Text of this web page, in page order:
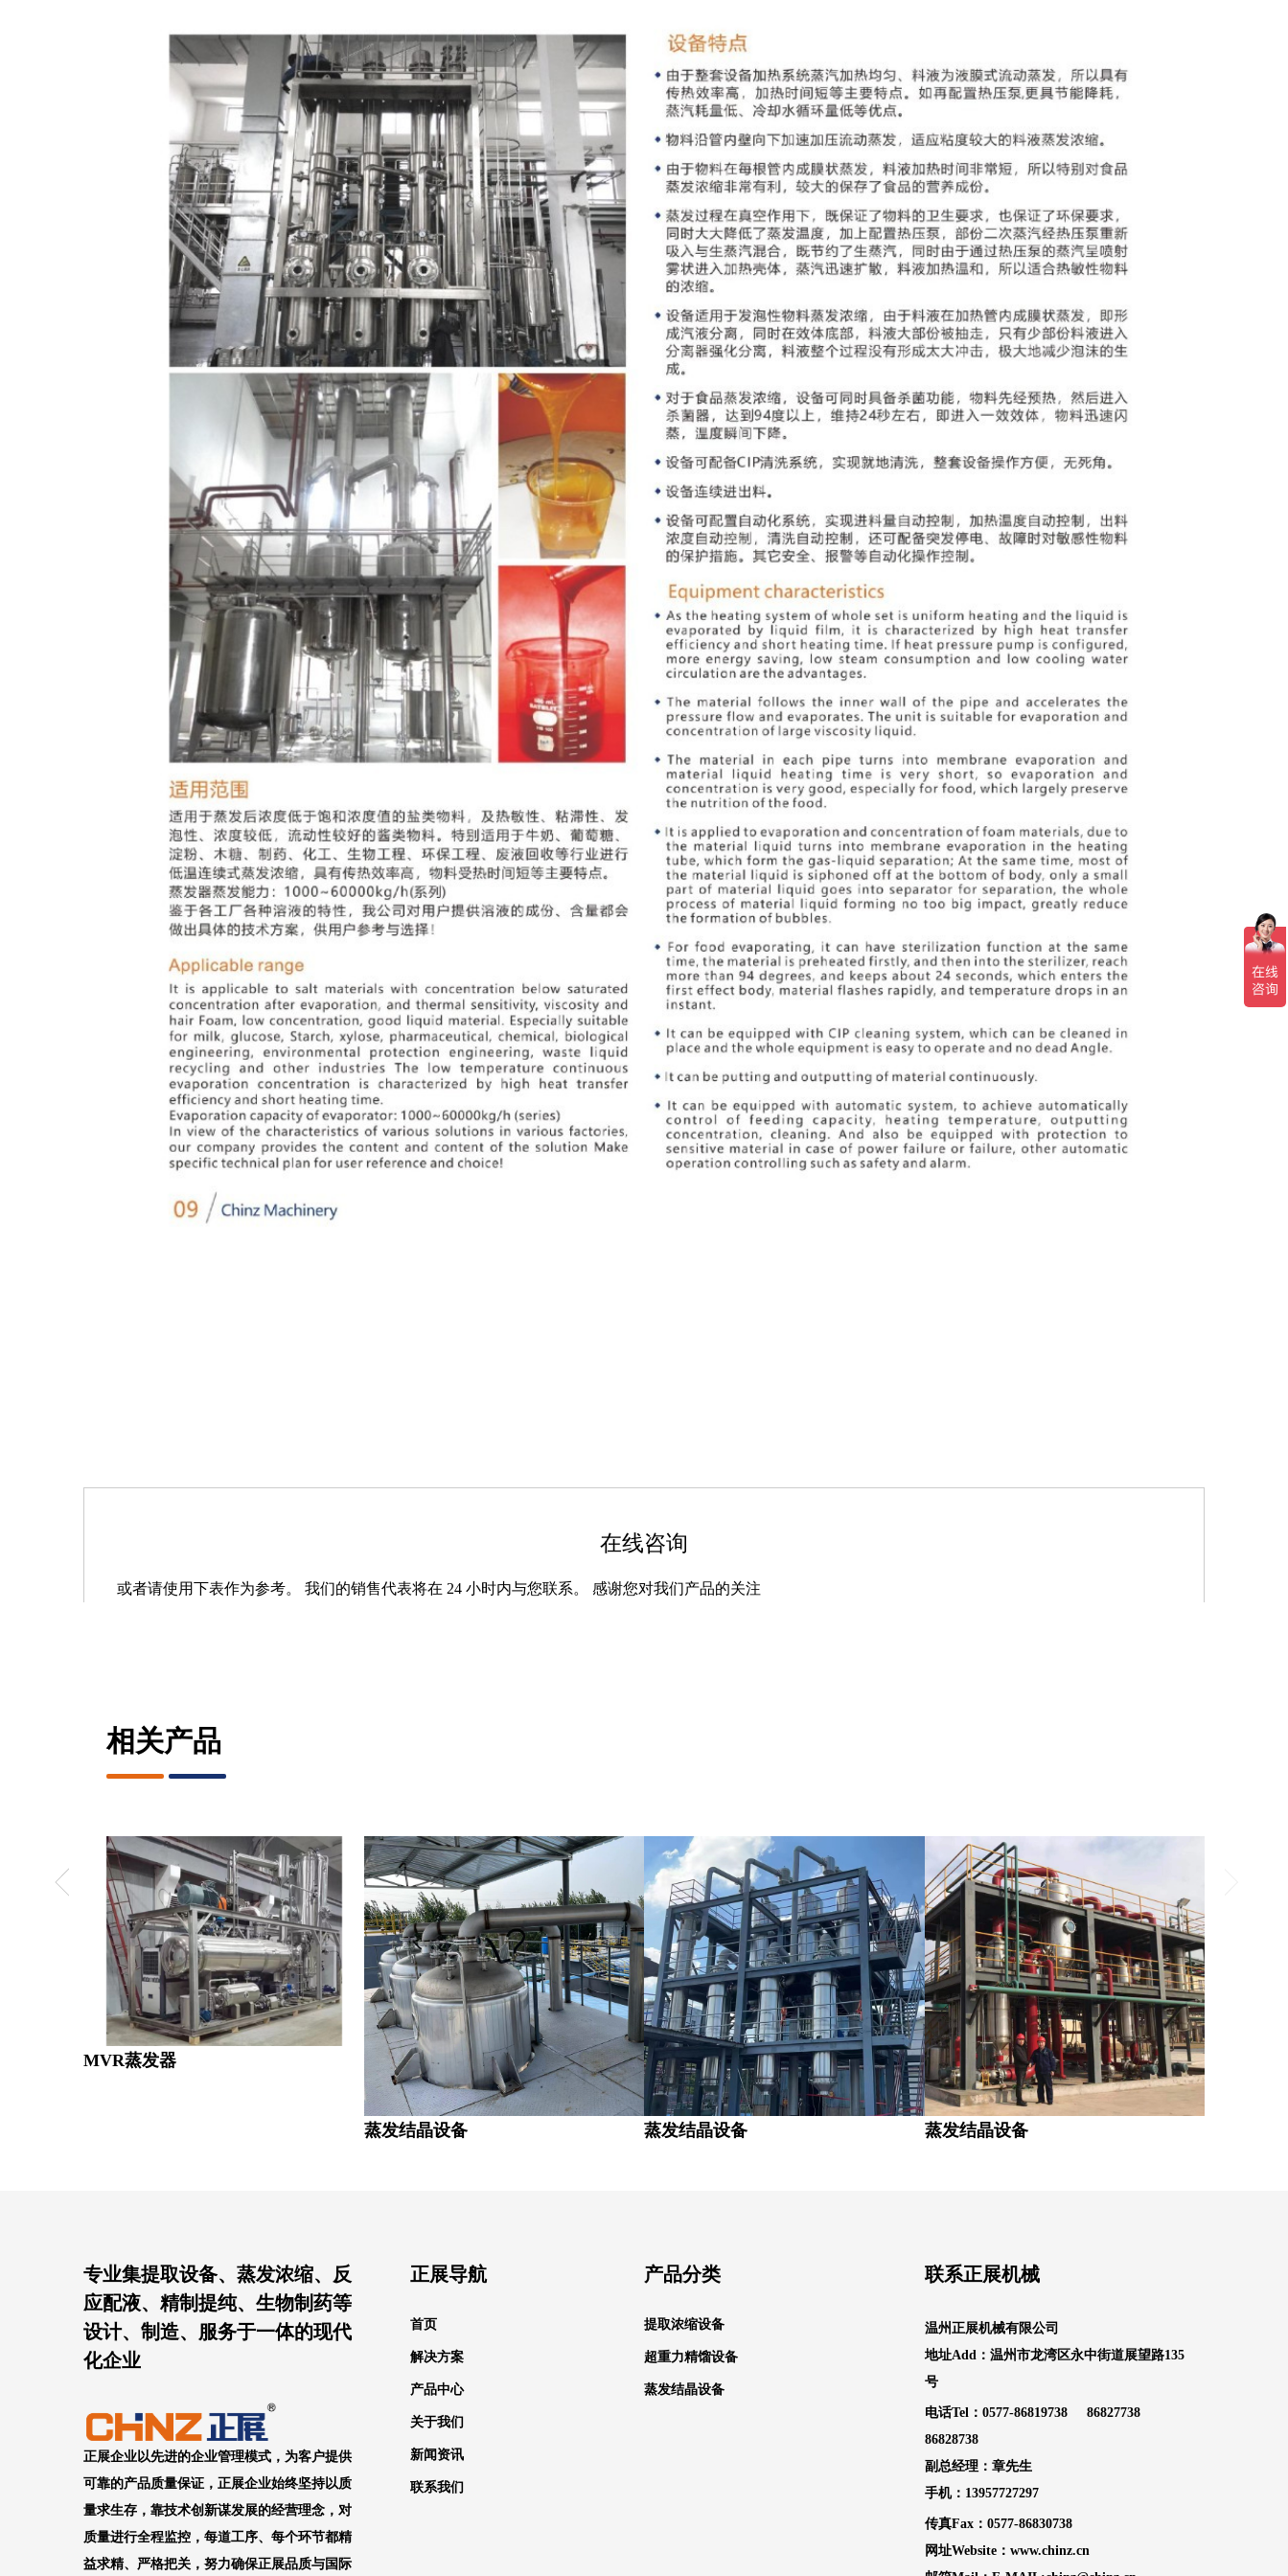
相关产品
MVR蒸发器
蒸发结晶设备 蒸发结晶设备 蒸发结晶设备
专业集提取设备、蒸发浓缩、反
应配液、精制提纯、生物制药等
设计、制造、服务于一体的现代
化企业
正展企业以先进的企业管理模式，为客户提供
可靠的产品质量保证，正展企业始终坚持以质
量求生存，靠技术创新谋发展的经营理念，对
质量进行全程监控，每道工序、每个环节都精
益求精、严格把关，努力确保正展品质与国际
正展导航
首页
解决方案
产品中心
关于我们
新闻资讯
联系我们
产品分类
提取浓缩设备
超重力精馏设备
蒸发结晶设备
联系正展机械
温州正展机械有限公司
地址Add：温州市龙湾区永中街道展望路135
号
电话Tel：0577-86819738 86827738
86828738
副总经理：章先生
手机：13957727297
传真Fax：0577-86830738
网址Website： www.chinz.cn